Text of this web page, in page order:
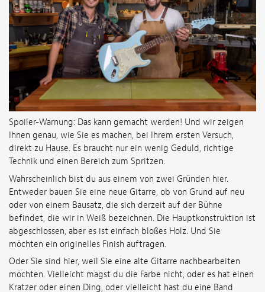
Spoiler-Warnung: Das kann gemacht werden! Und wir zeigen
Ihnen genau, wie Sie es machen, bei Ihrem ersten Versuch,
direkt zu Hause. Es braucht nur ein wenig Geduld, richtige
Technik und einen Bereich zum Spritzen.
Wahrscheinlich bist du aus einem von zwei Gründen hier.
Entweder bauen Sie eine neue Gitarre, ob von Grund auf neu
oder von einem Bausatz, die sich derzeit auf der Bühne
befindet, die wir in Weiß bezeichnen. Die Hauptkonstruktion ist
abgeschlossen, aber es ist einfach bloßes Holz. Und Sie
möchten ein originelles Finish auftragen.
Oder Sie sind hier, weil Sie eine alte Gitarre nachbearbeiten
möchten. Vielleicht magst du die Farbe nicht, oder es hat einen
Kratzer oder einen Ding, oder vielleicht hast du eine Band